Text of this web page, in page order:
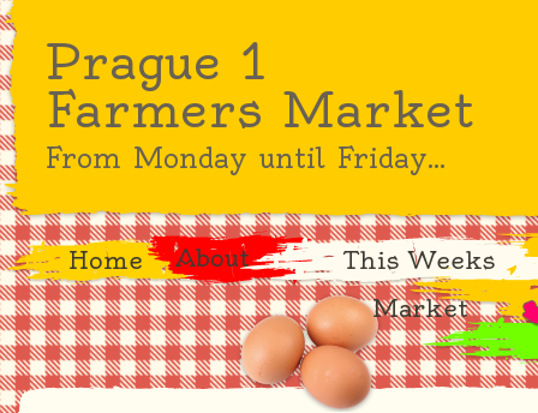
Prague 1
Farmers Market
From Monday until Friday...
Home About
This Weeks
Market